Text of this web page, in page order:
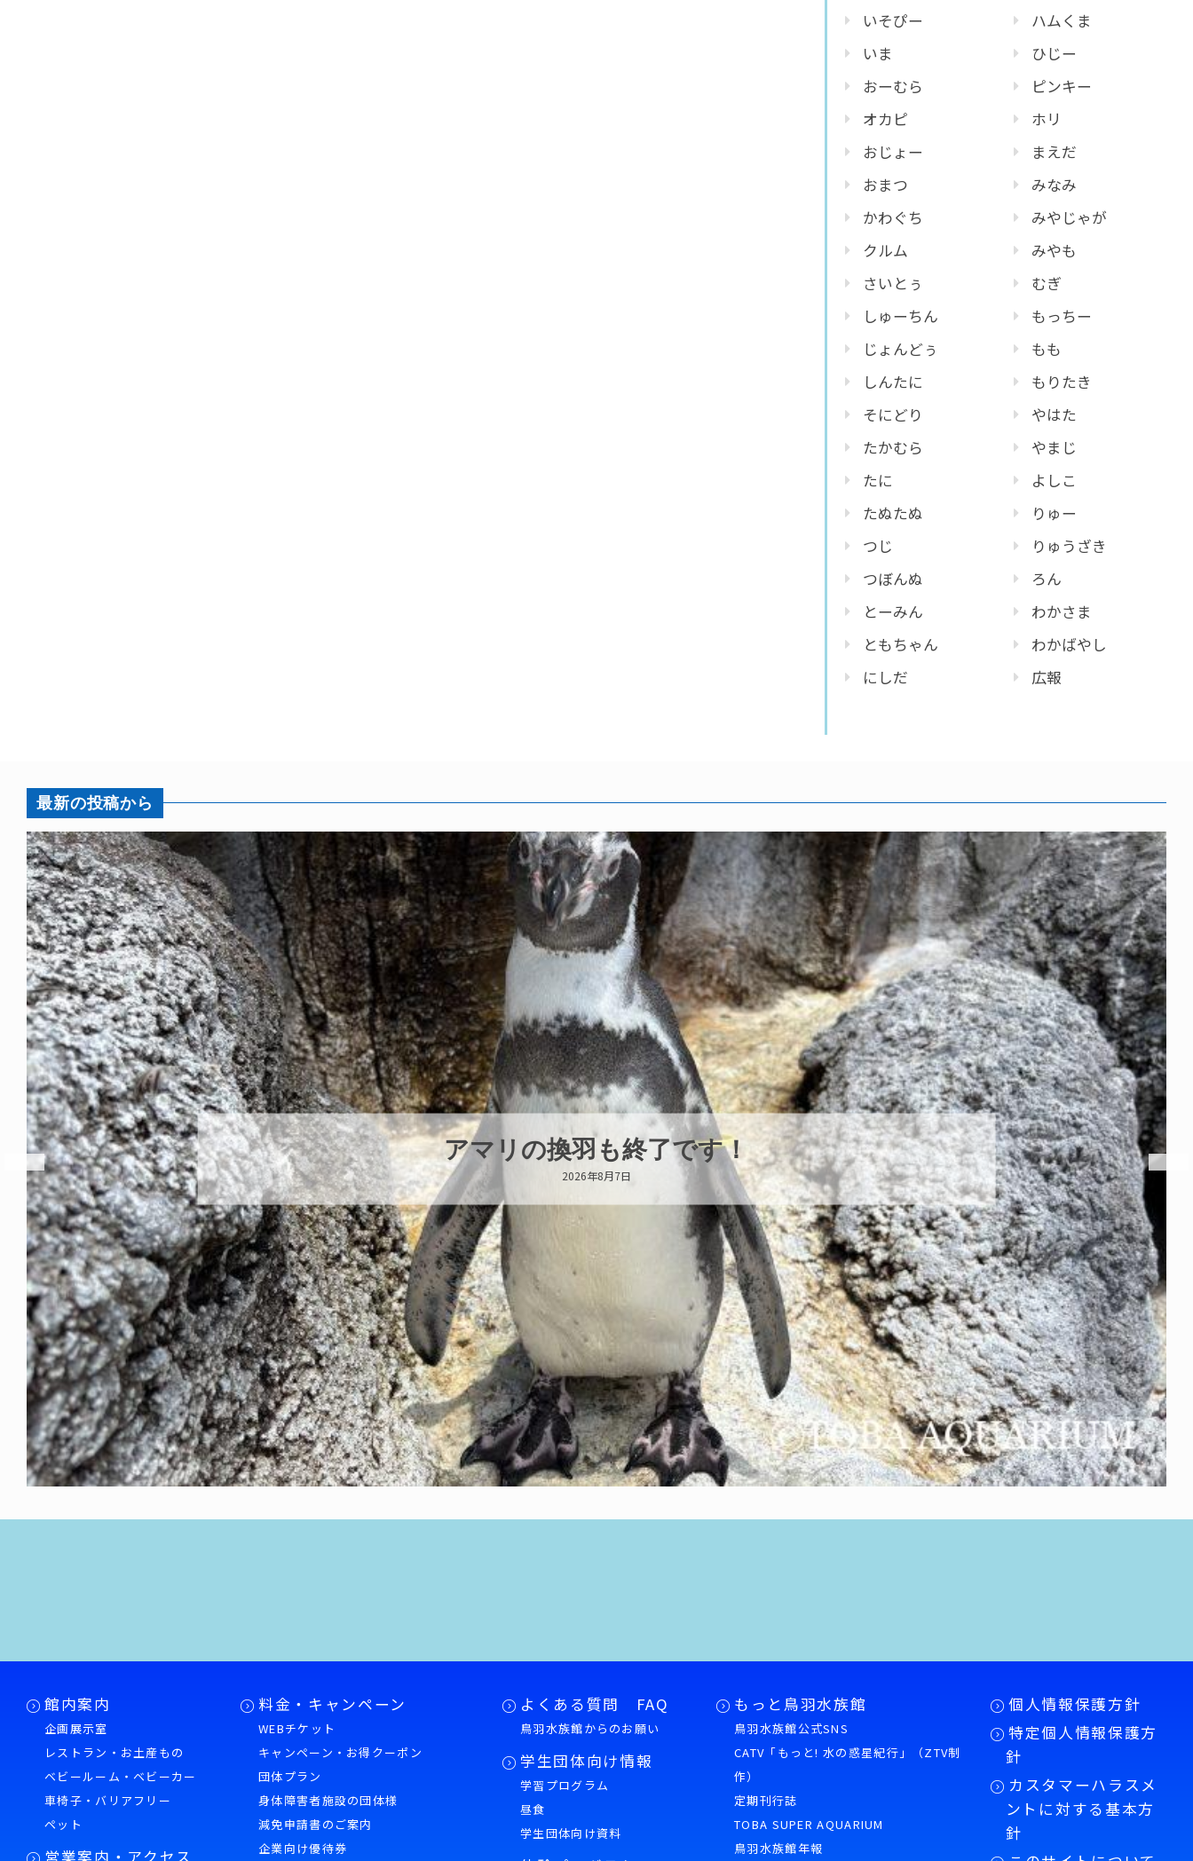
いそぴー
いま
おーむら
オカピ
おじょー
おまつ
かわぐち
クルム
さいとぅ
しゅーちん
じょんどぅ
しんたに
そにどり
たかむら
たに
たぬたぬ
つじ
つぼんぬ
とーみん
ともちゃん
にしだ
ハムくま
ひじー
ピンキー
ホリ
まえだ
みなみ
みやじゃが
みやも
むぎ
もっちー
もも
もりたき
やはた
やまじ
よしこ
りゅー
りゅうざき
ろん
わかさま
わかばやし
広報
最新の投稿から
トビウオ幼魚展示中！
2026年8月6日
館内案内
企画展示室
レストラン・お土産もの
ベビールーム・ベビーカー
車椅子・バリアフリー
ペット
営業案内・アクセス
料金・キャンペーン
WEBチケット
キャンペーン・お得クーポン
団体プラン
身体障害者施設の団体様
減免申請書のご案内
企業向け優待券
よくある質問 FAQ
鳥羽水族館からのお願い
学生団体向け情報
学習プログラム
昼食
学生団体向け資料
もっと鳥羽水族館
鳥羽水族館公式SNS
CATV「もっと! 水の惑星紀行」（ZTV制
作）
定期刊行誌
TOBA SUPER AQUARIUM
鳥羽水族館年報
個人情報保護方針
特定個人情報保護方
針
カスタマーハラスメ
ントに対する基本方
針